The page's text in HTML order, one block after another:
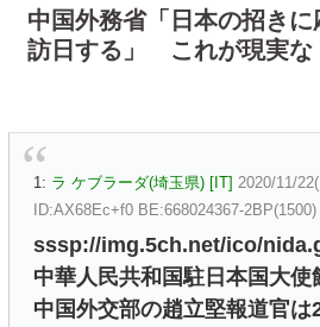
中国外務省「日本の招き
訪日する」 これが現実な
1: ラ ケブラーダ(埼玉県) [IT] 2020/11/
ID:AX68Ec+f0 BE:668024367-2BP(1500)
sssp://img.5ch.net/ico/
中華人民共和国駐日本国大使
中国外交部の趙立堅報道官